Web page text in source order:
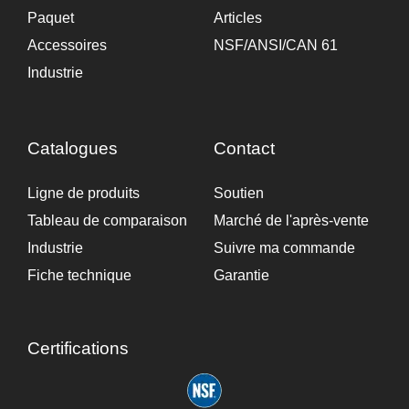
Paquet
Accessoires
Industrie
Articles
NSF/ANSI/CAN 61
Catalogues
Ligne de produits
Tableau de comparaison
Industrie
Fiche technique
Contact
Soutien
Marché de l'après-vente
Suivre ma commande
Garantie
Certifications